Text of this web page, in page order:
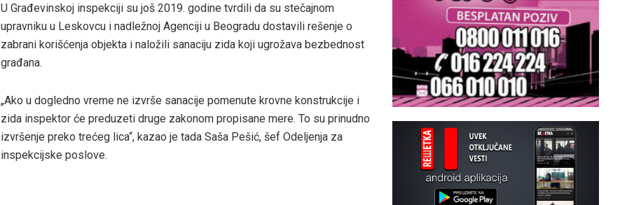
U Građevinskoj inspekciji su još 2019. godine tvrdili da su stečajnom
upravniku u Leskovcu i nadležnoj Agenciji u Beogradu dostavili rešenje o
zabrani korišćenja objekta i naložili sanaciju zida koji ugrožava bezbednost
građana.
„Ako u dogledno vreme ne izvrše sanacije pomenute krovne konstrukcije i
zida inspektor će preduzeti druge zakonom propisane mere. To su prinudno
izvršenje preko trećeg lica“, kazao je tada Saša Pešić, šef Odeljenja za
inspekcijske poslove.